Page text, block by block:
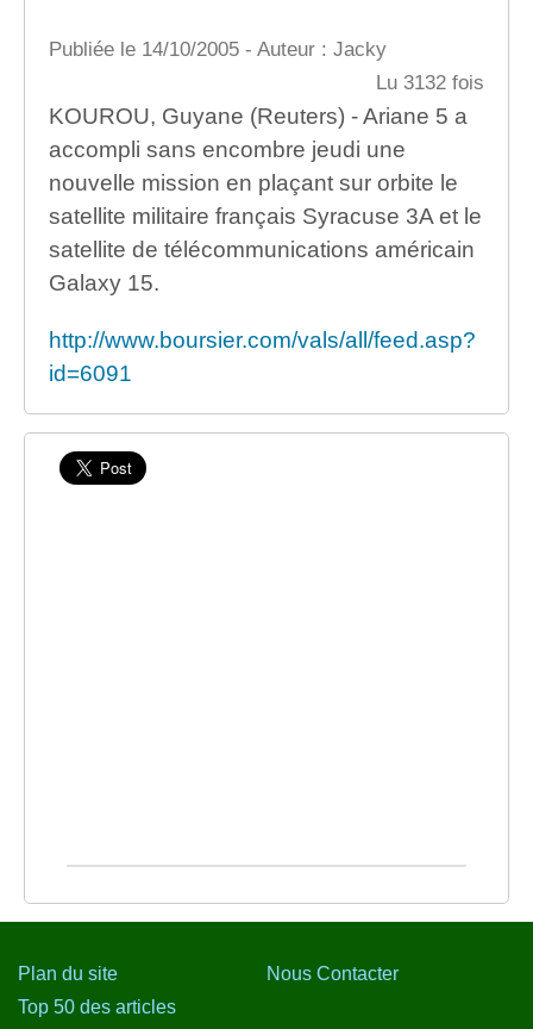
Publiée le 14/10/2005 - Auteur : Jacky
Lu 3132 fois
KOUROU, Guyane (Reuters) - Ariane 5 a
accompli sans encombre jeudi une
nouvelle mission en plaçant sur orbite le
satellite militaire français Syracuse 3A et le
satellite de télécommunications américain
Galaxy 15.
http://www.boursier.com/vals/all/feed.asp?
id=6091
Plan du site
Top 50 des articles
Nous Contacter